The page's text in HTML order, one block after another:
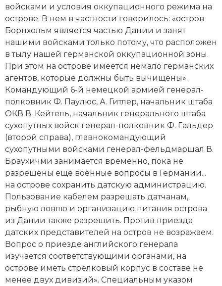
войсками и условия оккупационного режима на
острове. В нем в частности говорилось: «остров
Борнхольм является частью Дании и занят
нашими войсками только потому, что расположен
в тылу нашей германской оккупационной зоны.
При этом на острове имеется немало германских
агентов, которые должны быть вычищены».
Командующий 6-й немецкой армией генерал-
полковник Ф. Паулюс, А. Гитлер, начальник штаба
ОКВ В. Кейтель, начальник генерального штаба
сухопутных войск генерал-полковник Ф. Гальдер
(второй справа), главнокомандующий
сухопутными войсками генерал-фельдмаршал В.
Браухичми занимается временно, пока не
разрешены ещё военные вопросы в Германии...
на острове сохранить датскую администрацию.
Пользование кабелем разрешать датчанам,
рыбную ловлю и организацию питания острова
из Дании также разрешить. Против приезда
датских представителей на остров не возражаем.
Вопрос о приезде английского генерала
изучается соответствующими органами, на
острове иметь стрелковый корпус в составе не
менее двух дивизий». Специальным указом